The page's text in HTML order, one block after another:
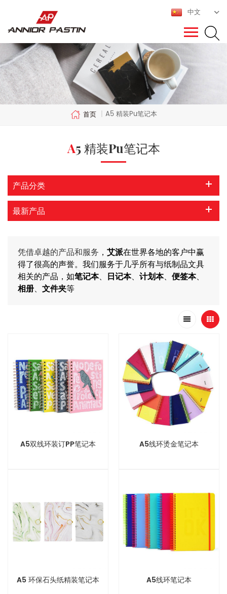
中文
首页 | A5 精装pu笔记本
A5 精装pu笔记本
产品分类
最新产品
凭借卓越的产品和服务 ， 艾派在世界各地的客户中赢
得了很高的声誉。我们服务于几乎所有与纸制品文具
相关的产品，如笔记本、 日记本、 计划本、 便签本、
相册
文件夹等
A5双线环装订PP笔记本 A5线环烫金笔记本
A5 环保石头纸精装笔记本 A5线环笔记本